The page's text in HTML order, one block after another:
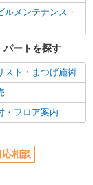
ルメンテナンス・
パートを探す
スト・まつげ施術
・フロア案内
応相談